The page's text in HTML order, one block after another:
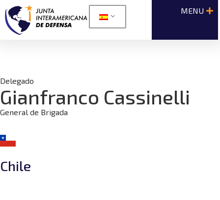
Delegado
Gianfranco Cassinelli
General de Brigada
Chile